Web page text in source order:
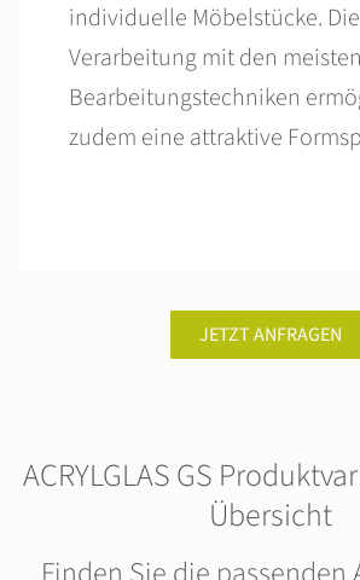
individuelle Möbelstücke.
Verarbeitung mit den meisten
Bearbeitungs­techniken
zudem eine attraktive
JETZT ANFRAGEN
ACRYLGLAS GS
Übersicht